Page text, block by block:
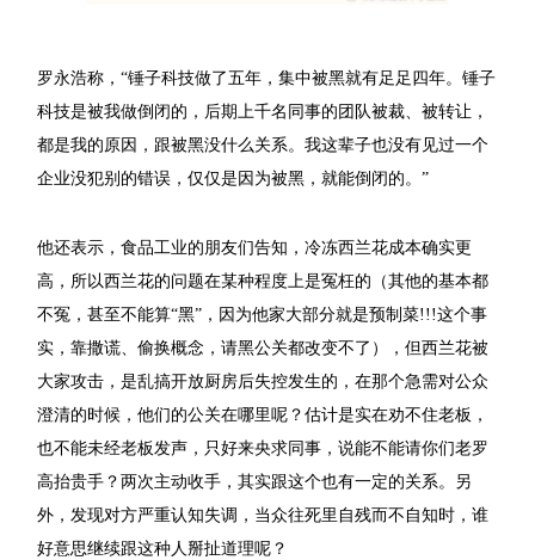
罗永浩称，“锤子科技做了五年，集中被黑就有足足四年。锤子
科技是被我做倒闭的，后期上千名同事的团队被裁、被转让，
都是我的原因，跟被黑没什么关系。我这辈子也没有见过一个
企业没犯别的错误，仅仅是因为被黑，就能倒闭的。”
他还表示，食品工业的朋友们告知，冷冻西兰花成本确实更
高，所以西兰花的问题在某种程度上是冤枉的（其他的基本都
不冤，甚至不能算“黑”，因为他家大部分就是预制菜!!!这个事
实，靠撒谎、偷换概念，请黑公关都改变不了），但西兰花被
大家攻击，是乱搞开放厨房后失控发生的，在那个急需对公众
澄清的时候，他们的公关在哪里呢？估计是实在劝不住老板，
也不能未经老板发声，只好来央求同事，说能不能请你们老罗
高抬贵手？两次主动收手，其实跟这个也有一定的关系。另
外，发现对方严重认知失调，当众往死里自残而不自知时，谁
好意思继续跟这种人掰扯道理呢？